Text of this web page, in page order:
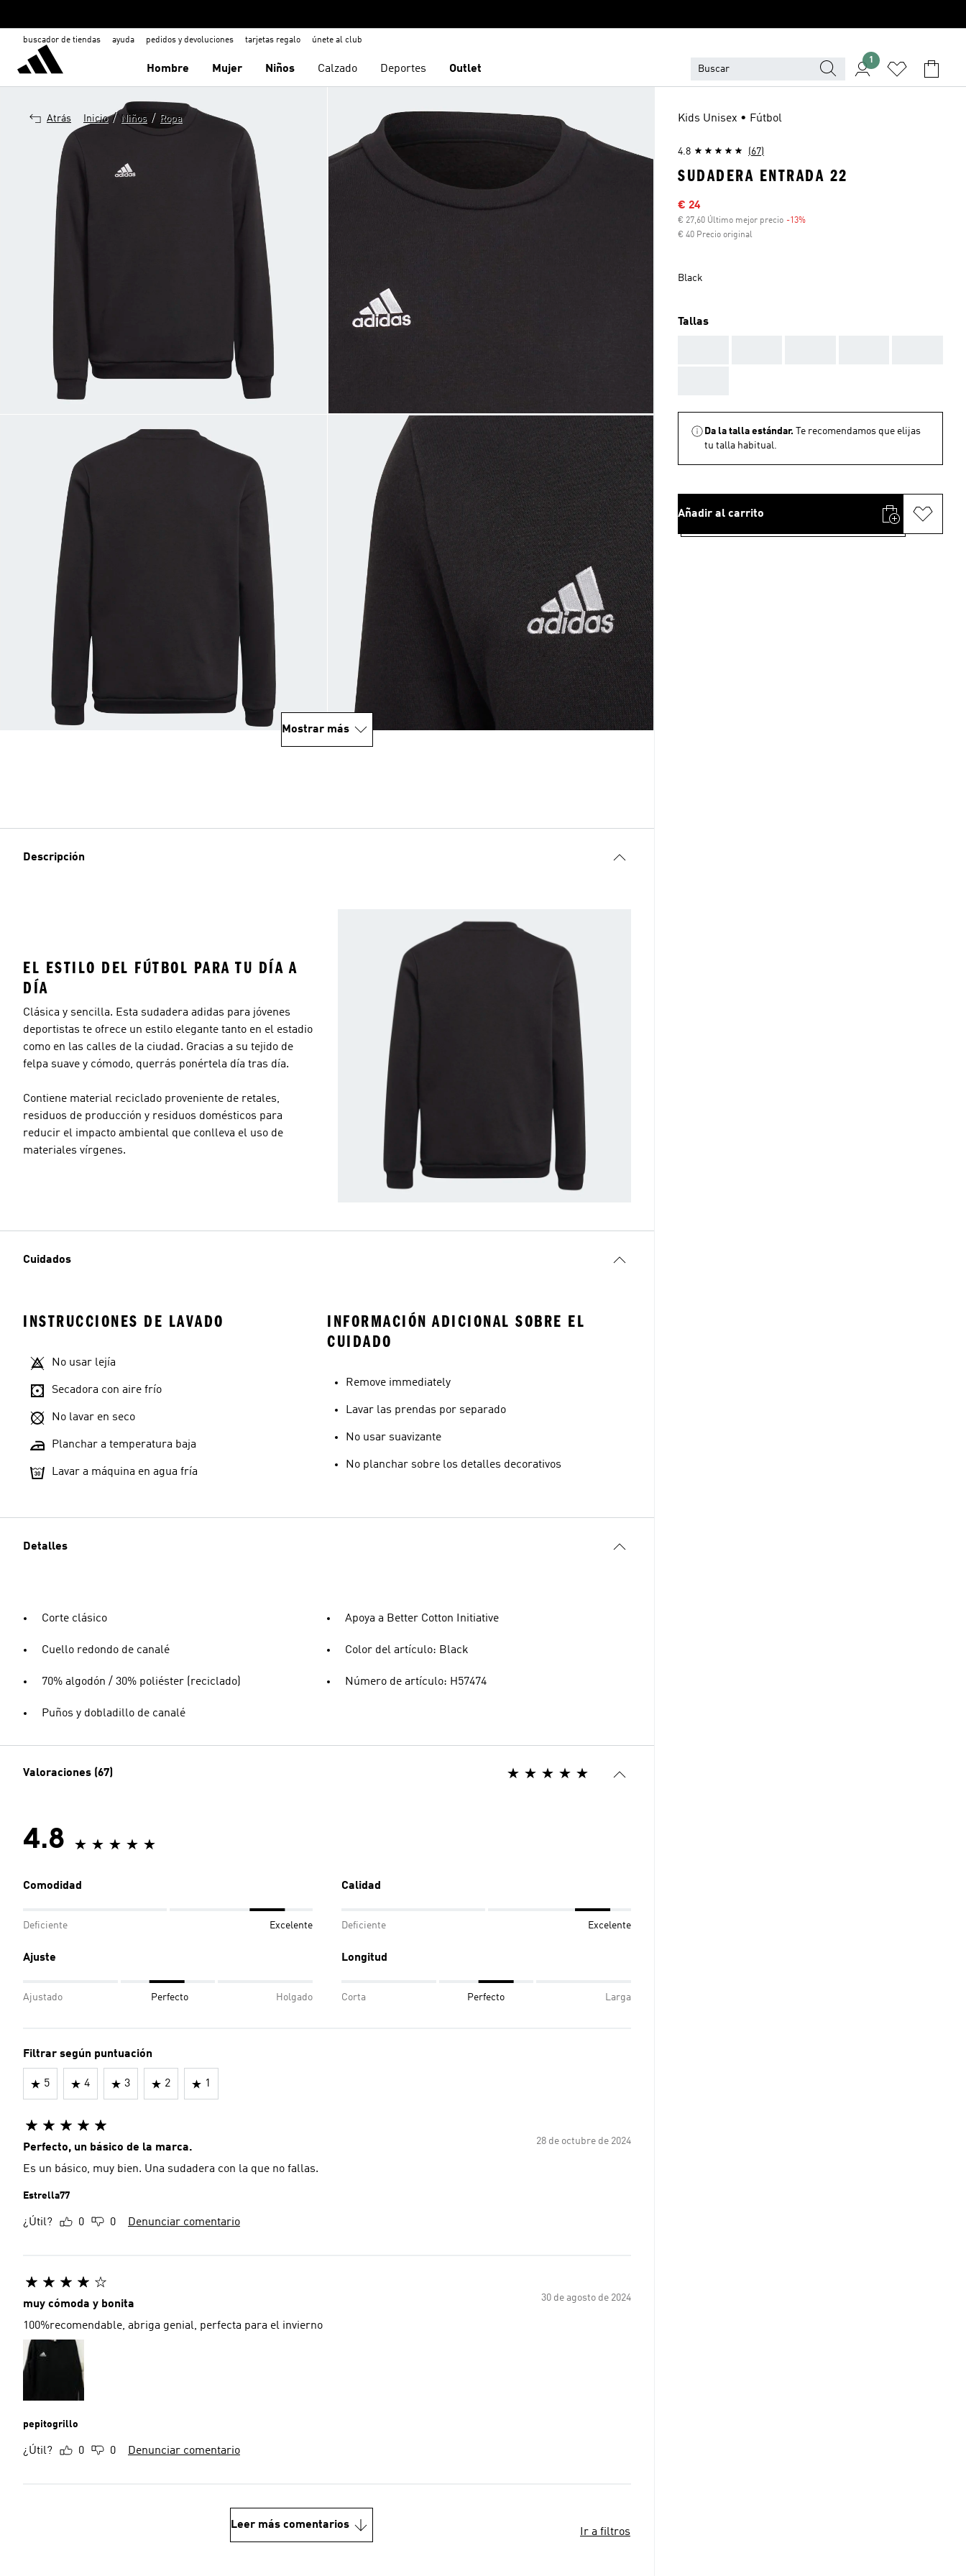
buscador de tiendas ayuda pedidos y devoluciones tarjetas regalo únete al club
Hombre Mujer Niños Calzado Deportes Outlet
1
Atrás Inicio / Niños / Ropa
Mostrar más
Descripción
EL ESTILO DEL FÚTBOL PARA TU DÍA A
DÍA
Clásica y sencilla. Esta sudadera adidas para jóvenes
deportistas te ofrece un estilo elegante tanto en el estadio
como en las calles de la ciudad. Gracias a su tejido de
felpa suave y cómodo, querrás ponértela día tras día.
Contiene material reciclado proveniente de retales,
residuos de producción y residuos domésticos para
reducir el impacto ambiental que conlleva el uso de
materiales vírgenes.
Cuidados
INSTRUCCIONES DE LAVADO
No usar lejía
Secadora con aire frío
No lavar en seco
Planchar a temperatura baja
Lavar a máquina en agua fría
INFORMACIÓN ADICIONAL SOBRE EL
CUIDADO
Remove immediately
Lavar las prendas por separado
No usar suavizante
No planchar sobre los detalles decorativos
Detalles
Corte clásico
Cuello redondo de canalé
70% algodón / 30% poliéster (reciclado)
Puños y dobladillo de canalé
Apoya a Better Cotton Initiative
Color del artículo: Black
Número de artículo: H57474
Valoraciones (67)
4.8
Comodidad
Deficiente Excelente
Calidad
Deficiente Excelente
Ajuste
Ajustado Perfecto Holgado
Longitud
Corta Perfecto Larga
Filtrar según puntuación
5 4 3 2 1
28 de octubre de 2024
Perfecto, un básico de la marca.
Es un básico, muy bien. Una sudadera con la que no fallas.
Estrella77
¿Útil? 0 0 Denunciar comentario
30 de agosto de 2024
muy cómoda y bonita
100%recomendable, abriga genial, perfecta para el invierno
pepitogrillo
¿Útil? 0 0 Denunciar comentario
Leer más comentarios
Ir a filtros
Kids Unisex • Fútbol
4.8 (67)
SUDADERA ENTRADA 22
Precio rebajado
€ 24
€ 27,60 Último mejor precio -13%
€ 40 Precio original
Black
Tallas
Da la talla estándar.
Te recomendamos que elijas
tu talla habitual.
Añadir al carrito